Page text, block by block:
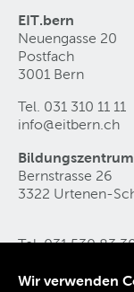
EIT.bern
Neuengasse 20
Postfach
3001 Bern
Tel. 031 310 11 11
info@eitbern ch
Bernstrasse 26
3322 Urtenen-
Tel. 031 530 83
Wir verwenden